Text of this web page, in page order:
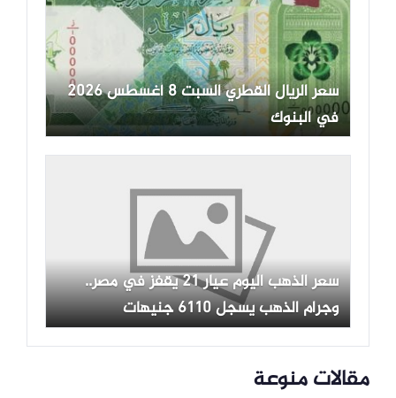
سعر الريال القطري السبت 8 أغسطس 2026
في البنوك
سعر الذهب اليوم عيار 21 يقفز في مصر..
وجرام الذهب يسجل 6110 جنيهات
مقالات منوعة